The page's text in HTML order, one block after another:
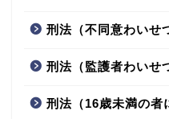
刑法（不同意わいせ
刑法（監護者わいせ
刑法（16歳未満の者